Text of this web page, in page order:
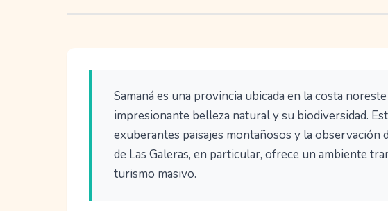
Samaná es una provincia ubicada en la costa
impresionante belleza natural y su biodiversidad.
exuberantes paisajes montañosos y la observación
de Las Galeras, en particular, ofrece un ambiente
turismo masivo.